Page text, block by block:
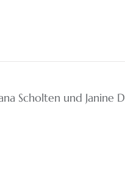
Scholten und